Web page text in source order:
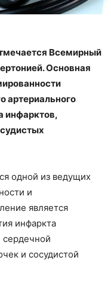
Всемирный
Основная
артериального
инфарктов,
одной из ведущих
и
является
инфаркта
сердечной
и сосудистой